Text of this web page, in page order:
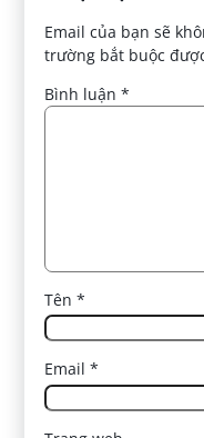
Email của bạn sẽ
trường bắt buộc
Bình luận*
Tên*
Email*